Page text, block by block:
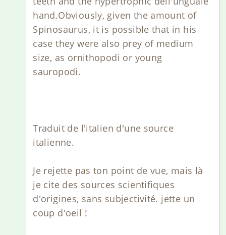
hand.Obviously, given the amount of
Spinosaurus, it is possible that in his
case they were also prey of medium
size, as ornithopodi or young
sauropodi.
Traduit de l'italien d'une source
italienne.
Je rejette pas ton point de vue, mais là
je cite des sources scientifiques
d'origines, sans subjectivité. jette un
coup d'oeil !